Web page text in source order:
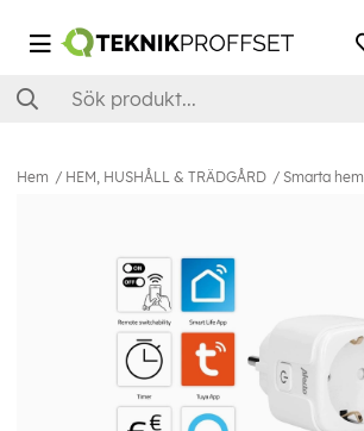
Hem HEM, HUSHÅLL & TRÄDGÅRD Smarta hem